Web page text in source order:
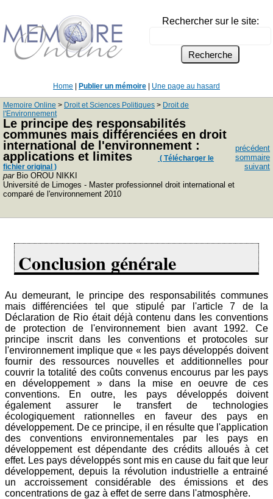
Rechercher sur le site:
Home Publier un mémoire Une page au hasard
Memoire Online > Droit et Sciences Politiques > Droit de
l'Environnement
Le principe des responsabilités
communes mais différenciées en droit
international de l'environnement :
applications et limites
( Télécharger le
fichier original )
parBio OROU NIKKI
Université de Limoges - Master professionnel droit international et
comparé de l'environnement 2010
précédent
sommaire
suivant
Conclusion générale
Au demeurant, le principe des responsabilités communes
mais différenciées tel que stipulé par l'article 7 de la
Déclaration de Rio était déjà contenu dans les conventions
de protection de l'environnement bien avant 1992. Ce
principe inscrit dans les conventions et protocoles sur
l'environnement implique que « les pays développés doivent
fournir des ressources nouvelles et additionnelles pour
couvrir la totalité des coûts convenus encourus par les pays
en développement » dans la mise en oeuvre de ces
conventions. En outre, les pays développés doivent
également assurer le transfert de technologies
écologiquement rationnelles en faveur des pays en
développement. De ce principe, il en résulte que l'application
des conventions environnementales par les pays en
développement est dépendante des crédits alloués à cet
effet. Les pays développés sont mis en cause du fait que leur
développement, depuis la révolution industrielle a entrainé
un accroissement considérable des émissions et des
concentrations de gaz à effet de serre dans l'atmosphère.